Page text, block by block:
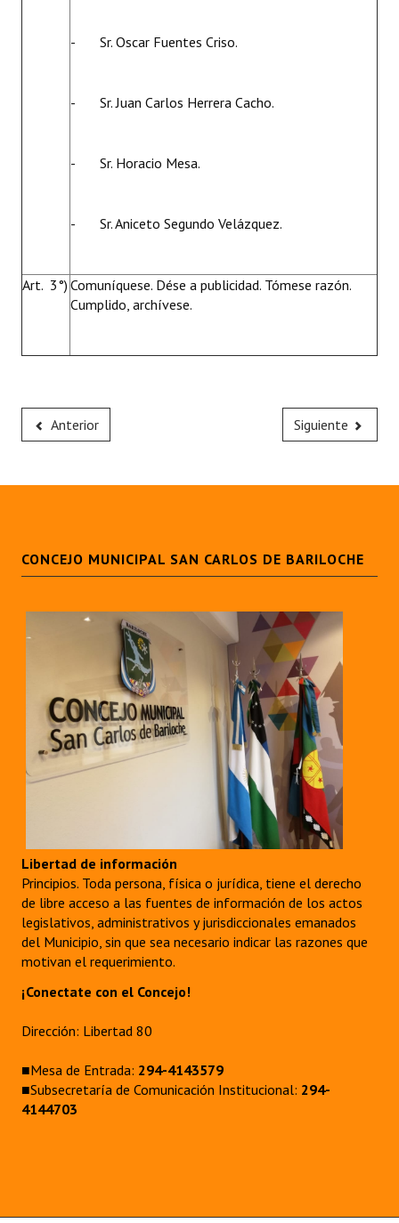
- Sr. Oscar Fuentes Criso.
- Sr. Juan Carlos Herrera Cacho.
- Sr. Horacio Mesa.
- Sr. Aniceto Segundo Velázquez.
Art. 3°) Comuníquese. Dése a publicidad. Tómese razón.
Cumplido, archívese.
Anterior Siguiente
CONCEJO MUNICIPAL SAN CARLOS DE BARILOCHE
Libertad de información
Principios. Toda persona, física o jurídica, tiene el derecho
de libre acceso a las fuentes de información de los actos
legislativos, administrativos y jurisdiccionales emanados
del Municipio, sin que sea necesario indicar las razones que
motivan el requerimiento.
¡Conectate con el Concejo!
Dirección: Libertad 80
■Mesa de Entrada: 294-4143579
■Subsecretaría de Comunicación Institucional: 294-
4144703